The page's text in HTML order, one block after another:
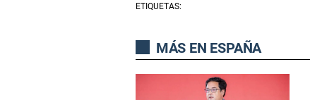
ETIQUETAS:
MÁS EN ESPAÑA